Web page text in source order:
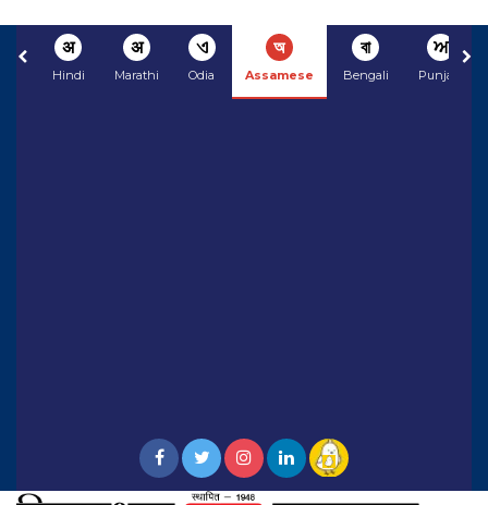
अ
Hindi
अ
Marathi
ଏ
Odia
অ
Assamese
বা
Bengali
ਅ
Punjabi